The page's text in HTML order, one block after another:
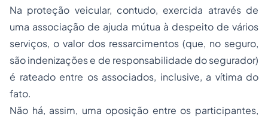
Na proteção veicular, contudo, exercida através de
uma associação de ajuda mútua à despeito de vários
serviços, o valor dos ressarcimentos (que, no seguro,
são indenizações e de responsabilidade do segurador)
é rateado entre os associados, inclusive, a vítima do
fato.
Não há, assim, uma oposição entre os participantes,